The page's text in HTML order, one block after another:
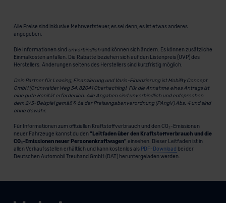
Alle Preise sind inklusive Mehrwertsteuer, es sei denn, es ist etwas anderes
angegeben.
Die Informationen sind unverbindlichund können sich ändern. Es können zusätzliche
Einmalkosten anfallen. Die Rabatte beziehen sich auf den Listenpreis (UVP) des
Herstellers. Änderungen seitens des Herstellers sind kurzfristig möglich.
Dein Partner für Leasing, Finanzierung und Vario-Finanzierung ist Mobility Concept
GmbH (Grünwalder Weg 34, 82041 Oberhaching). Für die Annahme eines Antrags ist
eine gute Bonität erforderlich. Alle Angaben sind unverbindlich und entsprechen
dem 2/3-Beispiel gemäß § 6a der Preisangabenverordnung (PAngV) Abs. 4 und sind
ohne Gewähr.
Für Informationen zum offiziellen Kraftstoffverbrauch und den CO₂-Emissionen
neuer Fahrzeuge kannst du den "Leitfaden über den Kraftstoffverbrauch und die
CO₂-Emissionen neuer Personenkraftwagen" einsehen. Dieser Leitfaden ist in
allen Verkaufsstellen erhältlich und kann kostenlos als PDF-Download bei der
Deutschen Automobil Treuhand GmbH (DAT) heruntergeladen werden.